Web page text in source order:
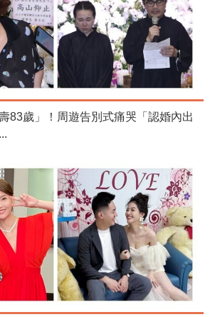
83歲」！周遊告別式痛哭「認婚內出